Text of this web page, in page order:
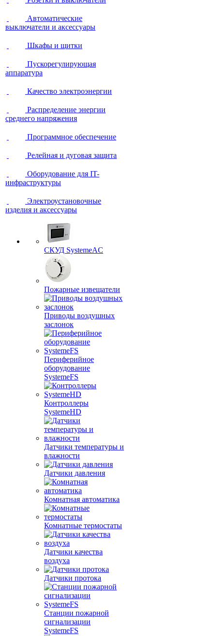
Автоматические
выключатели и аксессуары
Шкафы и щитки
Пускорегулирующая
аппаратура
Качество электроэнергии
Распределение энергии
среднего напряжения
Программное обеспечение
Релейная и дуговая защита
Оборудование для IT-
инфраструктуры
Электроустановочные
изделия и аксессуары
СКУД SystemeAC
Пожарные извещатели
Приводы воздушных
заслонок
Периферийное
оборудование
SystemeFS
Контроллеры
SystemeHD
Датчики температуры и
влажности
Датчики давления
Комнатная автоматика
Комнатные термостаты
Датчики качества
воздуха
Датчики протока
Станции пожарной
сигнализации
SystemeFS